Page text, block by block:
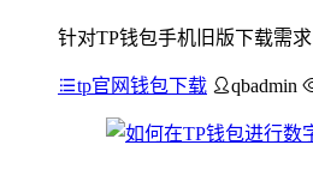
针对TP钱包手机旧版下载需
tp官网钱包下载 qbadmin